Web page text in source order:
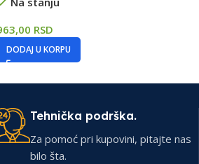
RSD
DODAJ U KORPU
Tehnička podrška.
Za pomoć pri kupovini, pitajte nas
bilo šta.